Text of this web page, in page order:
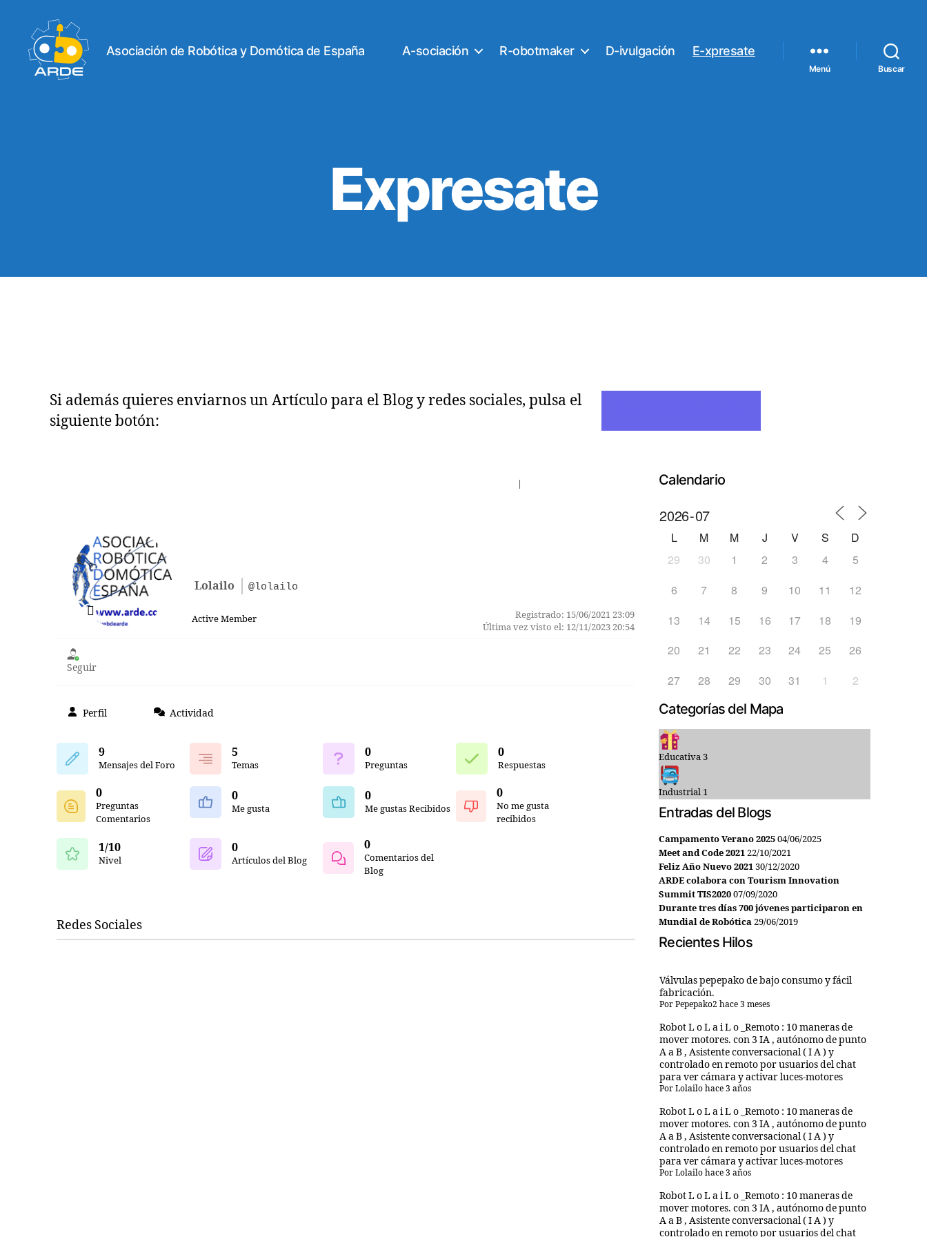
Asociación de Robótica y Domótica de España A-sociación R-obotmaker D-ivulgación E-xpresate
Menú Buscar
Expresate
Si además quieres enviarnos un Artículo para el Blog y redes sociales, pulsa el
siguiente botón:
Lolailo @lolailo
Active Member
Registrado: 15/06/2021 23:09
Última vez visto el: 12/11/2023 20:54
Seguir
Perfil Actividad
9
Mensajes del Foro
5
Temas
0
Preguntas
0
Respuestas
0
Preguntas
Comentarios
0
Me gusta
0
Me gustas Recibidos
0
No me gusta
recibidos
1/10
Nivel
0
Artículos del Blog
0
Comentarios del
Blog
Redes Sociales
Calendario
L M M J V S
D
29
30 1 2 3 4
5
6
7 8 9 10 11
12
13
14 15 16 17 18
19
20
21 22 23 24 25
26
27
28 29 30 31 1 2
Categorías del Mapa
Educativa3
Industrial 1
Entradas del Blogs
Campamento Verano 2025 04/06/2025
Meet and Code 2021 22/10/2021
Feliz Año Nuevo 2021 30/12/2020
ARDE colabora con Tourism Innovation
Summit TIS2020 07/09/2020
Durante tres días 700 jóvenes participaron en
Mundial de Robótica 29/06/2019
Recientes Hilos
Válvulas pepepako de bajo consumo y fácil
fabricación.
PorPepepako2 hace 3 meses
Robot L o L a i L o _Remoto : 10 maneras de
mover motores. con 3 IA , autónomo de punto
A a B , Asistente conversacional ( I A ) y
controlado en remoto por usuarios del chat
para ver cámara y activar luces-motores
PorLolailo hace 3 años
Robot L o L a i L o _Remoto : 10 maneras de
mover motores. con 3 IA , autónomo de punto
A a B , Asistente conversacional ( I A ) y
controlado en remoto por usuarios del chat
para ver cámara y activar luces-motores
PorLolailo hace 3 años
Robot L o L a i L o _Remoto : 10 maneras de
mover motores. con 3 IA , autónomo de punto
A a B , Asistente conversacional ( I A ) y
controlado en remoto por usuarios del chat